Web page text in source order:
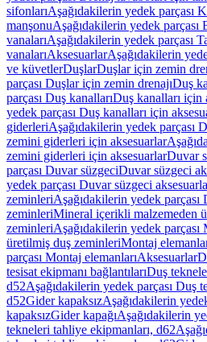
sifonlarıAşağıdakilerin yedek parçası
manşonuAşağıdakilerin yedek parçası
vanalarıAşağıdakilerin yedek parçası
vanalarıAksesuarlarAşağıdakilerin
ve küvetlerDuşlarDuşlar için zemin
parçası Duşlar için zemin drenajıDuş
parçası Duş kanallarıDuş kanalları için
yedek parçası Duş kanalları için
giderleriAşağıdakilerin yedek parçası
zemini giderleri için aksesuarlar
zemini giderleri için aksesuarlarDuvar
parçası Duvar süzgeciDuvar süzgeci
yedek parçası Duvar süzgeci
zeminleriAşağıdakilerin yedek
zeminleriMineral içerikli malzemeden
zeminleriAşağıdakilerin yedek
üretilmiş duş zeminleriMontaj
parçası Montaj elemanlarıAksesuarlar
tesisat ekipmanı bağlantılarıDuş
d52Aşağıdakilerin yedek parçası Duş
d52Gider kapaksızAşağıdakilerin
kapaksızGider kapağıAşağıdakilerin
tekneleri tahliye ekipmanları, d62